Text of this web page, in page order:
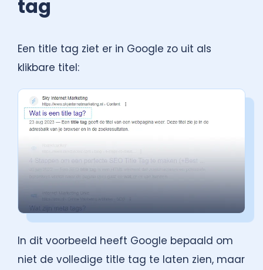
tag
Een title tag ziet er in Google zo uit als
klikbare titel:
In dit voorbeeld heeft Google bepaald om
niet de volledige title tag te laten zien, maar